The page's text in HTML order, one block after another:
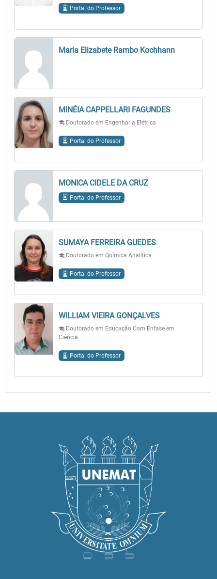
Portal do Professor
Maria Elizabete Rambo Kochhann
MINÉIA CAPPELLARI FAGUNDES
Doutorado em Engenharia Elétrica
Portal do Professor
MONICA CIDELE DA CRUZ
Portal do Professor
SUMAYA FERREIRA GUEDES
Doutorado em Química Analítica
Portal do Professor
WILLIAM VIEIRA GONÇALVES
Doutorado em Educação Com Ênfase em
Ciência
Portal do Professor